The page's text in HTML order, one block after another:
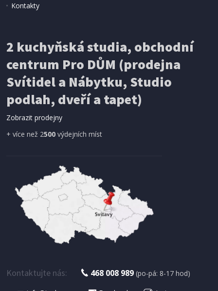
199 Kč Přidat do košíku
SÍŤ PROTI HMYZU
ProGarden KO-CY5910600 Síť proti hmyzu do
dveří magnetická 210 x 100 cm
179 Kč
Kontakty
2 kuchyňská studia, obchodní
centrum Pro DŮM (prodejna
Svítidel a Nábytku, Studio
podlah, dveří a tapet)
Zobrazit prodejny
+ více než 2500 výdejních míst
Kontaktujte nás: 468 008 989 (po-pá: 8-17 hod)